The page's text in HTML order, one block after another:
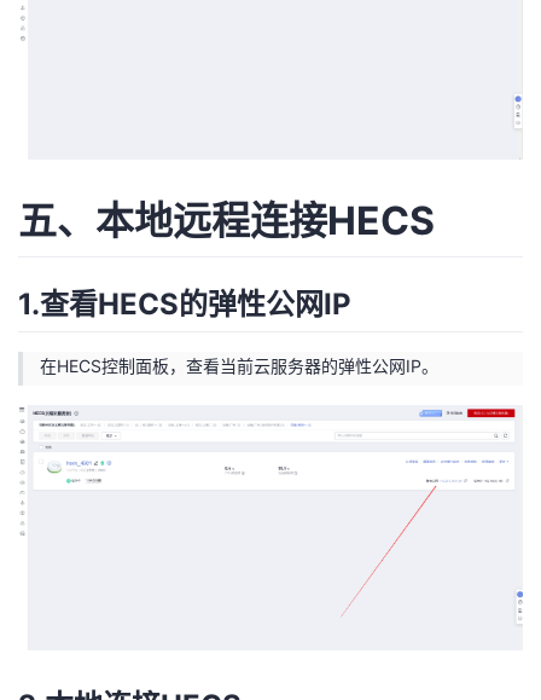
五、本地远程连接HECS
1.查看HECS的弹性公网IP
在HECS控制面板，查看当前云服务器的弹性公网IP。